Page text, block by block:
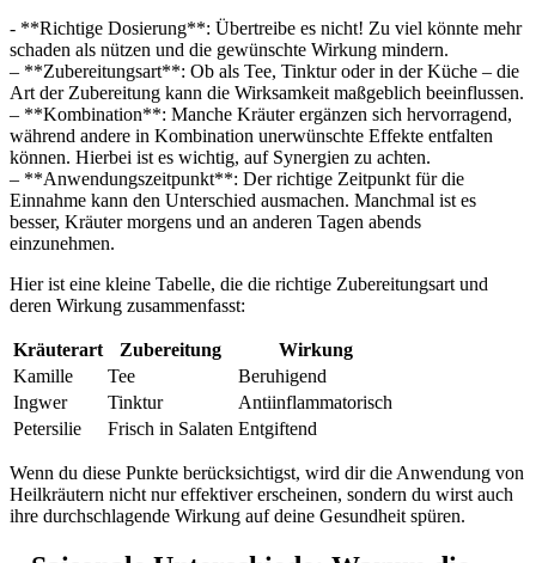
-⁤ **Richtige Dosierung**: Übertreibe es nicht! Zu​ viel könnte mehr
schaden als ⁢nützen ⁣und die gewünschte Wirkung mindern.
– **Zubereitungsart**: Ob ‍als Tee,⁣ Tinktur oder in der Küche – die
Art der ⁤Zubereitung kann‍ die Wirksamkeit maßgeblich beeinflussen.
– **Kombination**: Manche Kräuter ergänzen ⁤sich‍ hervorragend,
während andere⁣ in Kombination unerwünschte Effekte entfalten
können. Hierbei ist es wichtig, auf⁤ Synergien ⁤zu ‍achten.
– **Anwendungszeitpunkt**: Der richtige Zeitpunkt‌ für die
⁤Einnahme ‍kann den Unterschied ausmachen.⁤ Manchmal ist es​
besser, Kräuter morgens und an anderen Tagen abends
einzunehmen.
Hier ist eine kleine Tabelle, die die richtige ⁤Zubereitungsart und
deren ‌Wirkung zusammenfasst:
Kräuterart Zubereitung
Wirkung
Kamille
Tee
Beruhigend
Ingwer
Tinktur
Antiinflammatorisch
Petersilie
Frisch in‍ Salaten Entgiftend
Wenn du diese Punkte berücksichtigst,​ wird ⁣dir die Anwendung von
Heilkräutern nicht ‌nur effektiver ‍erscheinen, sondern du⁤ wirst⁣ auch
⁣ihre durchschlagende Wirkung ⁣auf ⁢deine ⁣Gesundheit spüren.